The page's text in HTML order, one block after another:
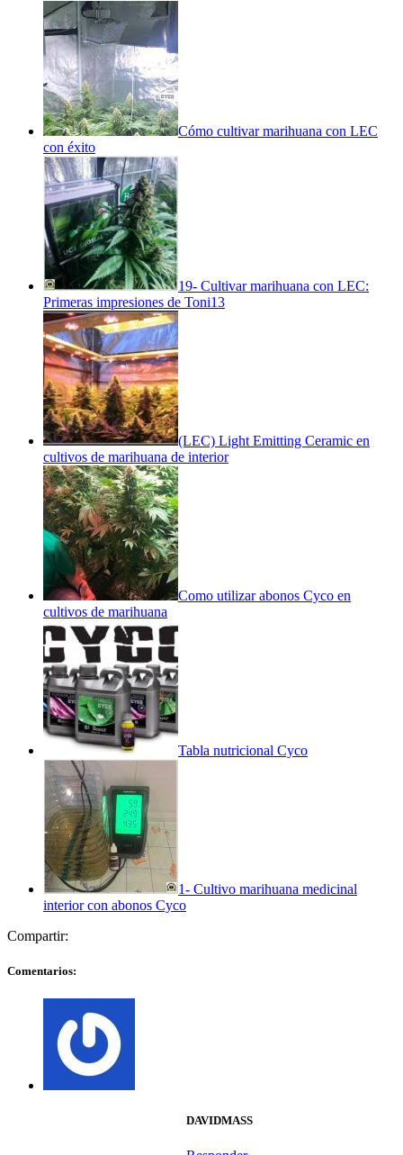
Cómo cultivar marihuana con LEC
con éxito
19- Cultivar marihuana con LEC:
Primeras impresiones de Toni13
(LEC) Light Emitting Ceramic en
cultivos de marihuana de interior
Como utilizar abonos Cyco en
cultivos de marihuana
Tabla nutricional Cyco
1- Cultivo marihuana medicinal
interior con abonos Cyco
Compartir:
Comentarios:
DAVIDMASS